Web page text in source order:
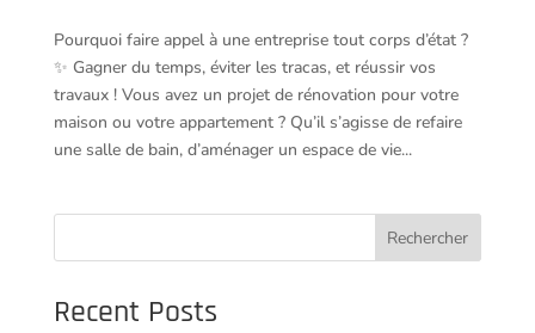
Pourquoi faire appel à une entreprise tout corps d’état ?
✨ Gagner du temps, éviter les tracas, et réussir vos
travaux ! Vous avez un projet de rénovation pour votre
maison ou votre appartement ? Qu’il s’agisse de refaire
une salle de bain, d’aménager un espace de vie...
Rechercher
Recent Posts